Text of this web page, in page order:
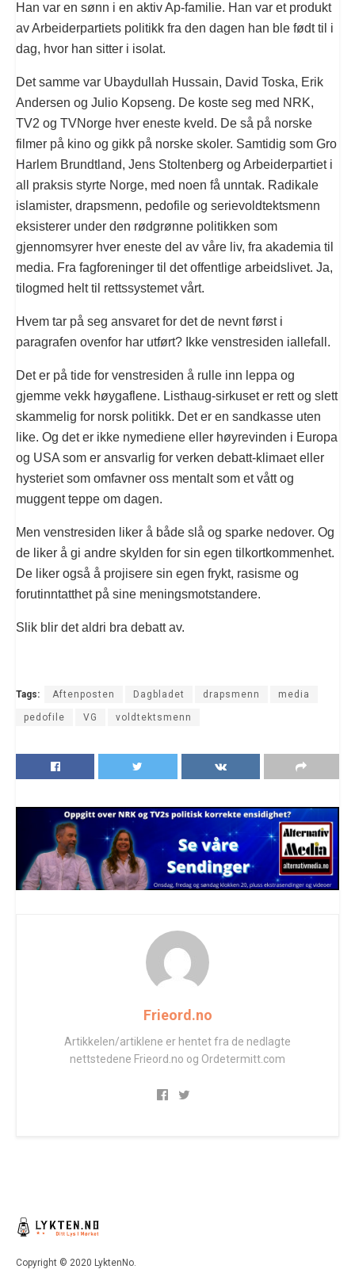
Han var en sønn i en aktiv Ap-familie. Han var et produkt
av Arbeiderpartiets politikk fra den dagen han ble født til i
dag, hvor han sitter i isolat.
Det samme var Ubaydullah Hussain, David Toska, Erik
Andersen og Julio Kopseng. De koste seg med NRK,
TV2 og TVNorge hver eneste kveld. De så på norske
filmer på kino og gikk på norske skoler. Samtidig som Gro
Harlem Brundtland, Jens Stoltenberg og Arbeiderpartiet i
all praksis styrte Norge, med noen få unntak. Radikale
islamister, drapsmenn, pedofile og serievoldtektsmenn
eksisterer under den rødgrønne politikken som
gjennomsyrer hver eneste del av våre liv, fra akademia til
media. Fra fagforeninger til det offentlige arbeidslivet. Ja,
tilogmed helt til rettssystemet vårt.
Hvem tar på seg ansvaret for det de nevnt først i
paragrafen ovenfor har utført? Ikke venstresiden iallefall.
Det er på tide for venstresiden å rulle inn leppa og
gjemme vekk høygaflene. Listhaug-sirkuset er rett og slett
skammelig for norsk politikk. Det er en sandkasse uten
like. Og det er ikke nymediene eller høyrevinden i Europa
og USA som er ansvarlig for verken debatt-klimaet eller
hysteriet som omfavner oss mentalt som et vått og
muggent teppe om dagen.
Men venstresiden liker å både slå og sparke nedover. Og
de liker å gi andre skylden for sin egen tilkortkommenhet.
De liker også å projisere sin egen frykt, rasisme og
forutinntatthet på sine meningsmotstandere.
Slik blir det aldri bra debatt av.
Tags: Aftenposten Dagbladet drapsmenn media
pedofile VG voldtektsmenn
Frieord.no
Artikkelen/artiklene er hentet fra de nedlagte
nettstedene Frieord.no og Ordetermitt.com
Copyright © 2020 LyktenNo.